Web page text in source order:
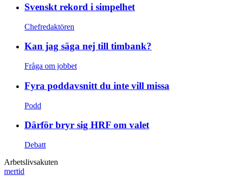
Svenskt rekord i simpelhet
Chefredaktören
Kan jag säga nej till timbank?
Fråga om jobbet
Fyra poddavsnitt du inte vill missa
Podd
Därför bryr sig HRF om valet
Debatt
Arbetslivsakuten
mertid